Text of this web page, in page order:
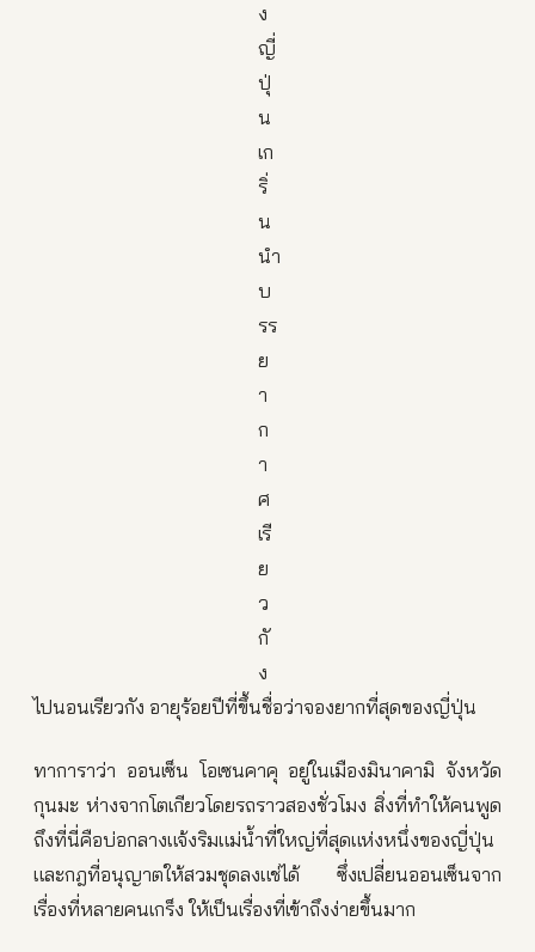
ไปนอนเรียวกัง อายุร้อยปีที่ขึ้นชื่อว่าจองยากที่สุดของญี่ปุ่น
ทาการาว่า ออนเซ็น โอเซนคาคุ อยู่ในเมืองมินาคามิ จังหวัด
กุนมะ ห่างจากโตเกียวโดยรถราวสองชั่วโมง สิ่งที่ทำให้คนพูด
ถึงที่นี่คือบ่อกลางแจ้งริมแม่น้ำที่ใหญ่ที่สุดแห่งหนึ่งของญี่ปุ่น
และกฎที่อนุญาตให้สวมชุดลงแช่ได้ ซึ่งเปลี่ยนออนเซ็นจาก
เรื่องที่หลายคนเกร็ง ให้เป็นเรื่องที่เข้าถึงง่ายขึ้นมาก